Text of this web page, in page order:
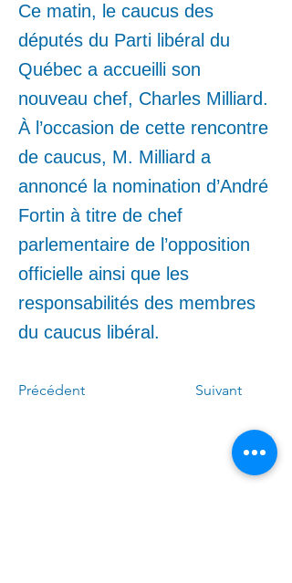
Ce matin, le caucus des
députés du Parti libéral du
Québec a accueilli son
nouveau chef, Charles Milliard.
À l’occasion de cette rencontre
de caucus, M. Milliard a
annoncé la nomination d’André
Fortin à titre de chef
parlementaire de l’opposition
officielle ainsi que les
responsabilités des membres
du caucus libéral.
Précédent Suivant